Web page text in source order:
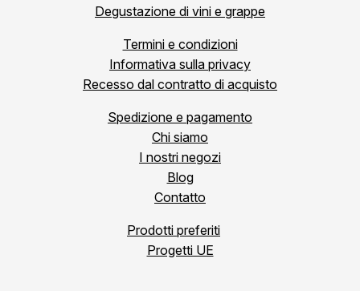
Degustazione di vini e grappe
Termini e condizioni
Informativa sulla privacy
Recesso dal contratto di acquisto
Spedizione e pagamento
Chi siamo
I nostri negozi
Blog
Contatto
Prodotti preferiti
Progetti UE